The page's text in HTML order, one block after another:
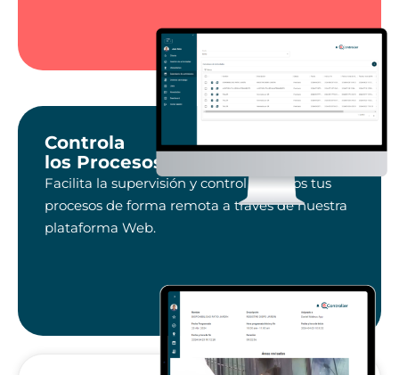
Controla
los Procesos
Facilita la supervisión y control de todos tus
procesos de forma remota a través de nuestra
plataforma Web.